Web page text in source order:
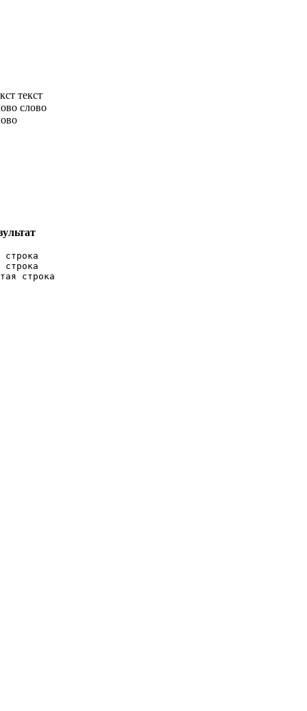
текст
слово
строка
строка
строка